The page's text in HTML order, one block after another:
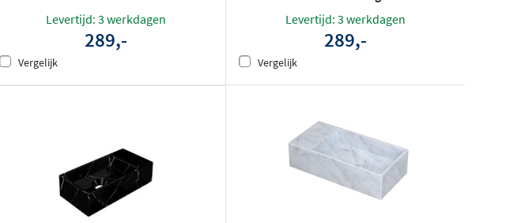
Levertijd: 3 werkdagen
289,-
Vergelijk
Levertijd: 3 werkdagen
289,-
Vergelijk